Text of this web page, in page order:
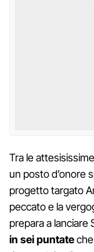
Tra le attesisissime
un posto d’onore
progetto targato
peccato e la
prepara a lanciare
in sei puntate